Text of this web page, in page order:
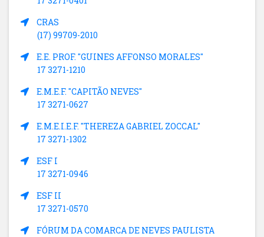
CRAS
(17) 99709-2010
E.E. PROF. "GUINES AFFONSO MORALES"
17 3271-1210
E.M.E.F. "CAPITÃO NEVES"
17 3271-0627
E.M.E.I.E.F. "THEREZA GABRIEL ZOCCAL"
17 3271-1302
ESF I
17 3271-0946
ESF II
17 3271-0570
FÓRUM DA COMARCA DE NEVES PAULISTA